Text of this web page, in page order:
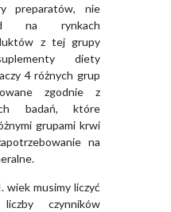
preparatów, nie
na rynkach
z tej grupy
diety
4 różnych grup
zgodnie z
badań, które
grupami krwi
na
wiek musimy liczyć
czynników